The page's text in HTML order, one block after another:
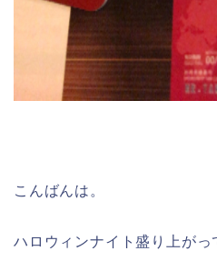
こんばんは。
ハロウィンナイト盛り上がっ